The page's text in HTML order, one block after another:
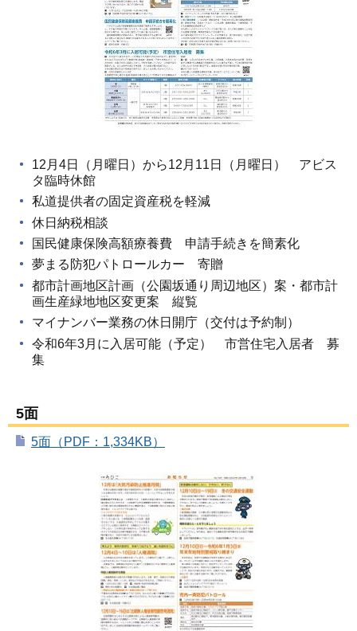
12月4日（月曜日）から12月11日（月曜日） アビス
タ臨時休館
私道提供者の固定資産税を軽減
休日納税相談
国民健康保険高額療養費 申請手続きを簡素化
夢まる防犯パトロールカー 寄贈
都市計画地区計画（公園坂通り周辺地区）案・都市計
画生産緑地地区変更案 縦覧
マイナンバー業務の休日開庁（交付は予約制）
令和6年3月に入居可能（予定） 市営住宅入居者 募
集
5面
5面（PDF：1,334KB）